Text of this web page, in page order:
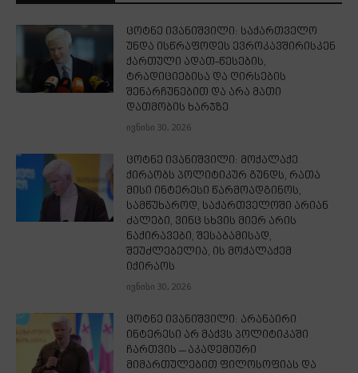
ცოტნე ივანიშვილი: საქართველო
უნდა ისწრაფოდეს ევროკავშირისკენ
ქართული ადათ-წესების,
ტრადიციებისა და ღირსების
შენარჩუნებით და არა მათი
დათმობის ხარჯზე
ივნისი 30, 2026
ცოტნე ივანიშვილი: მოქალაქე
ქირაობს პოლიტიკურ გუნდს, რათა
მისი ინტერესი წარმოადგინოს,
სამწუხაროდ, საქართველოში არიან
ძალები, ვინც სხვის მიერ არის
ნაქირავები, შესაბამისად,
შეუძლებელია, ის მოქალაქემ
იქირაოს
ივნისი 30, 2026
ცოტნე ივანიშვილი: არანაირი
ინტერესი არ მაქვს პოლიტიკაში
ჩართვის – აკადემიური
მიმართულებით ფილოსოფიას და